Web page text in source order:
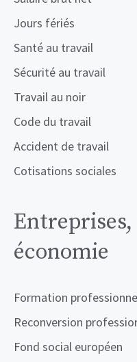
Jours fériés
Santé au travail
Sécurité au travail
Travail au noir
Code du travail
Accident de travail
Cotisations sociales
économie
Formation
Reconversion
Fond social européen